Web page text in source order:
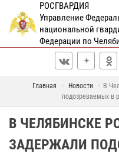
РОСГВАРДИЯ
Управление
национальной
Федерации по
Главная Новости
В
подозреваемых в
В ЧЕЛЯБИНСКЕ
ЗАДЕРЖАЛИ